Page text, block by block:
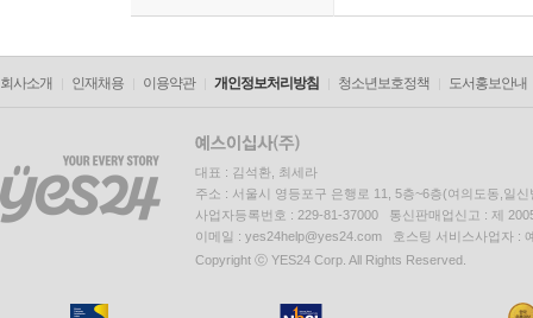
회사소개 인재채용 이용약관 개인정보처리방침 청소년보호정책 도서홍보안내
대표 : 김석환, 최세라
주소 : 서울시 영등포구 은행로 11, 5층~6층(여의도동,일신
사업자등록번호 : 229-81-37000 통신판매업신고 : 제
이메일 : yes24help@yes24.com 호스팅 서비스사업자 :
Copyright ⓒ YES24 Corp. All Rights Reserved.